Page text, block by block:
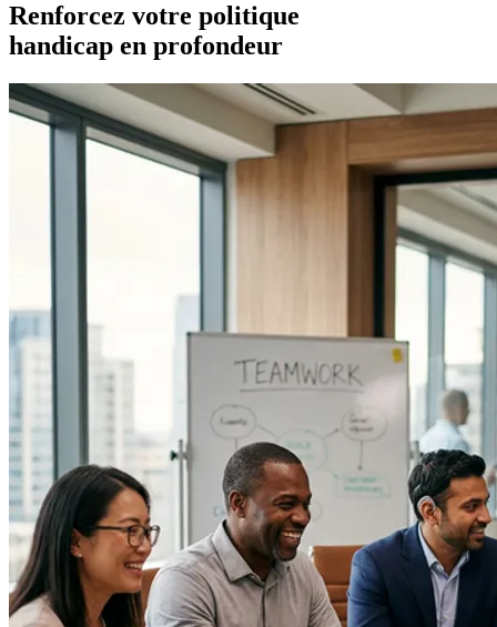
Renforcez votre politique
handicap en profondeur